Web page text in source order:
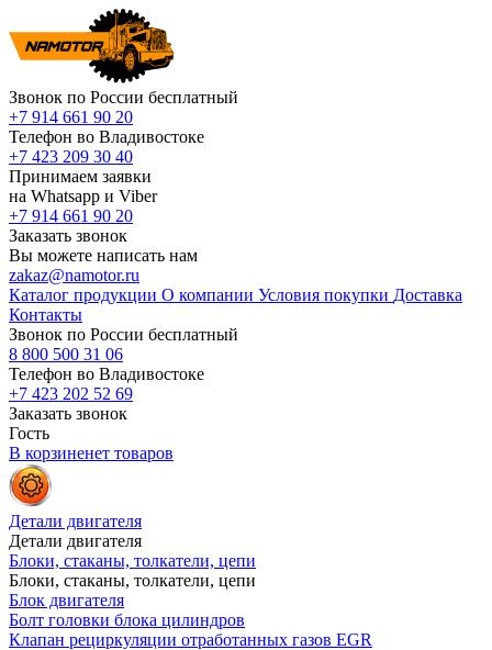
Звонок по России бесплатный
+7 914 661 90 20
Телефон во Владивостоке
+7 423 209 30 40
Принимаем заявки
на Whatsapp и Viber
+7 914 661 90 20
Заказать звонок
Вы можете написать нам
zakaz@namotor.ru
Каталог продукции О компании Условия покупки Доставка
Контакты
Звонок по России бесплатный
8 800 500 31 06
Телефон во Владивостоке
+7 423 202 52 69
Заказать звонок
Гость
В корзиненет товаров
Детали двигателя
Детали двигателя
Блоки, стаканы, толкатели, цепи
Блоки, стаканы, толкатели, цепи
Блок двигателя
Болт головки блока цилиндров
Клапан рециркуляции отработанных газов EGR